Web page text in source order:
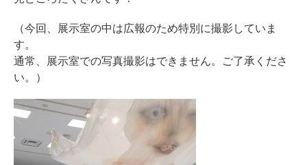
（今回、展示室の中は広報のため特別に撮影していま
す。
通常、展示室での写真撮影はできません。ご了承くださ
い。）